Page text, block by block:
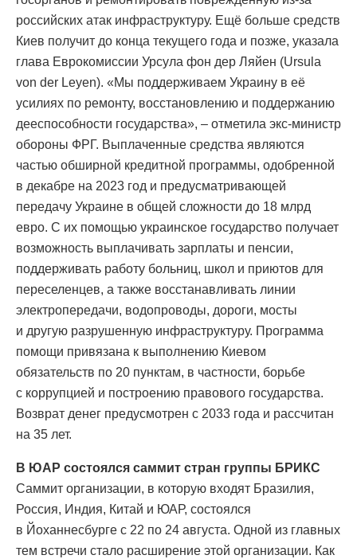
российских атак инфраструктуру. Ещё больше средств
Киев получит до конца текущего года и позже, указала
глава Еврокомиссии Урсула фон дер Ляйен (Ursula
von der Leyen). «Мы поддерживаем Украину в её
усилиях по ремонту, восстановлению и поддержанию
дееспособности государства», – отметила экс-министр
обороны ФРГ. Выплаченные средства являются
частью обширной кредитной программы, одобренной
в декабре на 2023 год и предусматривающей
передачу Украине в общей сложности до 18 млрд
евро. С их помощью украинское государство получает
возможность выплачивать зарплаты и пенсии,
поддерживать работу больниц, школ и приютов для
переселенцев, а также восстанавливать линии
электропередачи, водопроводы, дороги, мосты
и другую разрушенную инфраструктуру. Программа
помощи привязана к выполнению Киевом
обязательств по 20 пунктам, в частности, борьбе
с коррупцией и построению правового государства.
Возврат денег предусмотрен с 2033 года и рассчитан
на 35 лет.
В ЮАР состоялся саммит стран группы БРИКС
Саммит организации, в которую входят Бразилия,
Россия, Индия, Китай и ЮАР, состоялся
в Йоханнесбурге с 22 по 24 августа. Одной из главных
тем встречи стало расширение этой организации. Как